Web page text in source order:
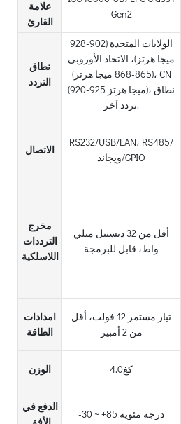
علامة
القارئ
Gen2
نطاق
التردد
الولايات المتحدة (902-928
ميجا هرتز)، الاتحاد الأوروبي
(865-868 ميجا هرتز)، CN
(920-925 ميجا هرتز)، نطاق
تردد آخر.
الاتصال
RS232/USB/LAN، RS485/
ويجاند/GPIO
مخرج
الترددات
اللاسلكية
أقل من 32 ديسيبل ميلي
واط، قابل للبرمجة
امدادات
الطاقة
تيار مستمر 12 فولت، أقل
من 2 أمبير
الوزن كغ4.0
الدفع في
-30 ~ +85 درجة مئوية